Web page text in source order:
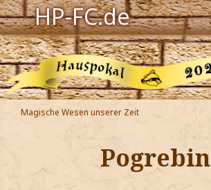
HP-FC.de
Navigation
Harry Potter
Der HP-FC
Hogwarts
Zauberwelt
Magische Wesen unserer Zeit
Pogrebin